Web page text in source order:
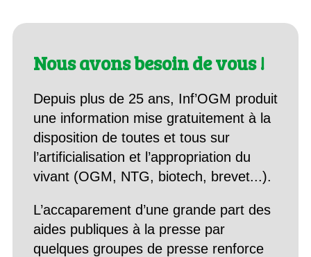
Nous avons besoin de vous !
Depuis plus de 25 ans, Inf’OGM produit
une information mise gratuitement à la
disposition de toutes et tous sur
l’artificialisation et l’appropriation du
vivant (OGM, NTG, biotech, brevet...).
L’accaparement d’une grande part des
aides publiques à la presse par
quelques groupes de presse renforce